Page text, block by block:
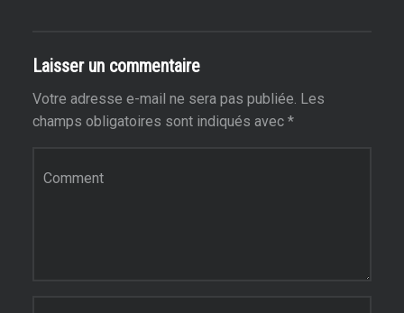
Laisser un commentaire
Votre adresse e-mail ne sera pas publiée. Les
champs obligatoires sont indiqués avec *